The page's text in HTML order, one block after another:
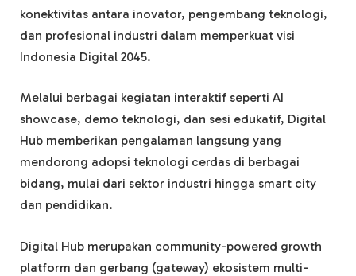
konektivitas antara inovator, pengembang teknologi,
dan profesional industri dalam memperkuat visi
Indonesia Digital 2045.
Melalui berbagai kegiatan interaktif seperti AI
showcase, demo teknologi, dan sesi edukatif, Digital
Hub memberikan pengalaman langsung yang
mendorong adopsi teknologi cerdas di berbagai
bidang, mulai dari sektor industri hingga smart city
dan pendidikan.
Digital Hub merupakan community-powered growth
platform dan gerbang (gateway) ekosistem multi-